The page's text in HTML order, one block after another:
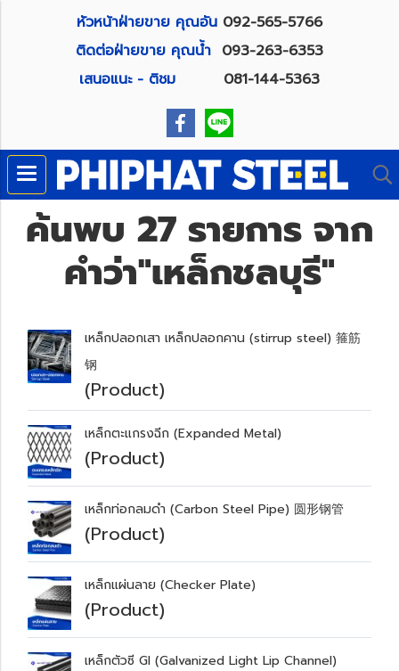
หัวหน้าฝ่ายขาย คุณอัน 092-565-5766
ติดต่อฝ่ายขาย คุณน้ำ 093-263-6353
เสนอแนะ - ติชม 081-144-5363
ค้นพบ 27 รายการ จาก
คำว่า"เหล็กชลบุรี"
เหล็กปลอกเสา เหล็กปลอกคาน (stirrup steel) 箍筋
钢
(Product)
เหล็กตะแกรงฉีก (Expanded Metal)
(Product)
เหล็กท่อกลมดำ (Carbon Steel Pipe) 圆形钢管
(Product)
เหล็กแผ่นลาย (Checker Plate)
(Product)
เหล็กตัวซี GI (Galvanized Light Lip Channel)